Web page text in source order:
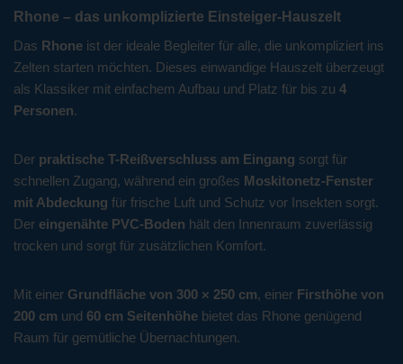
Rhone – das unkomplizierte Einsteiger-Hauszelt
Das Rhone ist der ideale Begleiter für alle, die unkompliziert ins
Zelten starten möchten. Dieses einwandige Hauszelt überzeugt
als Klassiker mit einfachem Aufbau und Platz für bis zu 4
Personen.
Der praktische T-Reißverschluss am Eingang sorgt für
schnellen Zugang, während ein großes Moskitonetz-Fenster
mit Abdeckung für frische Luft und Schutz vor Insekten sorgt.
Der eingenähte PVC-Boden hält den Innenraum zuverlässig
trocken und sorgt für zusätzlichen Komfort.
Mit einer Grundfläche von 300 × 250 cm, einer Firsthöhe von
200 cm und 60 cm Seitenhöhe bietet das Rhone genügend
Raum für gemütliche Übernachtungen.